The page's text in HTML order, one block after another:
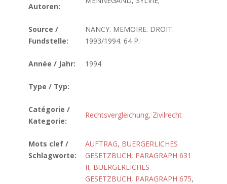
Autoren:
Source /
Fundstelle:
NANCY. MEMOIRE. DROIT.
1993/1994. 64 P.
Année / Jahr: 1994
Type / Typ:
Catégorie /
Kategorie:
Rechtsvergleichung, Zivilrecht
Mots clef /
Schlagworte:
AUFTRAG, BUERGERLICHES
GESETZBUCH, PARAGRAPH 631
II, BUERGERLICHES
GESETZBUCH, PARAGRAPH 675,